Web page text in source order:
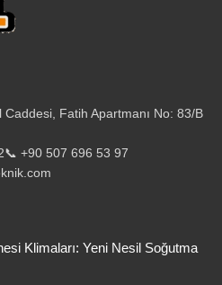
Fatih Apartmanı No: 83/B
+90 507 696 53 97
Klimaları: Yeni Nesil Soğutma